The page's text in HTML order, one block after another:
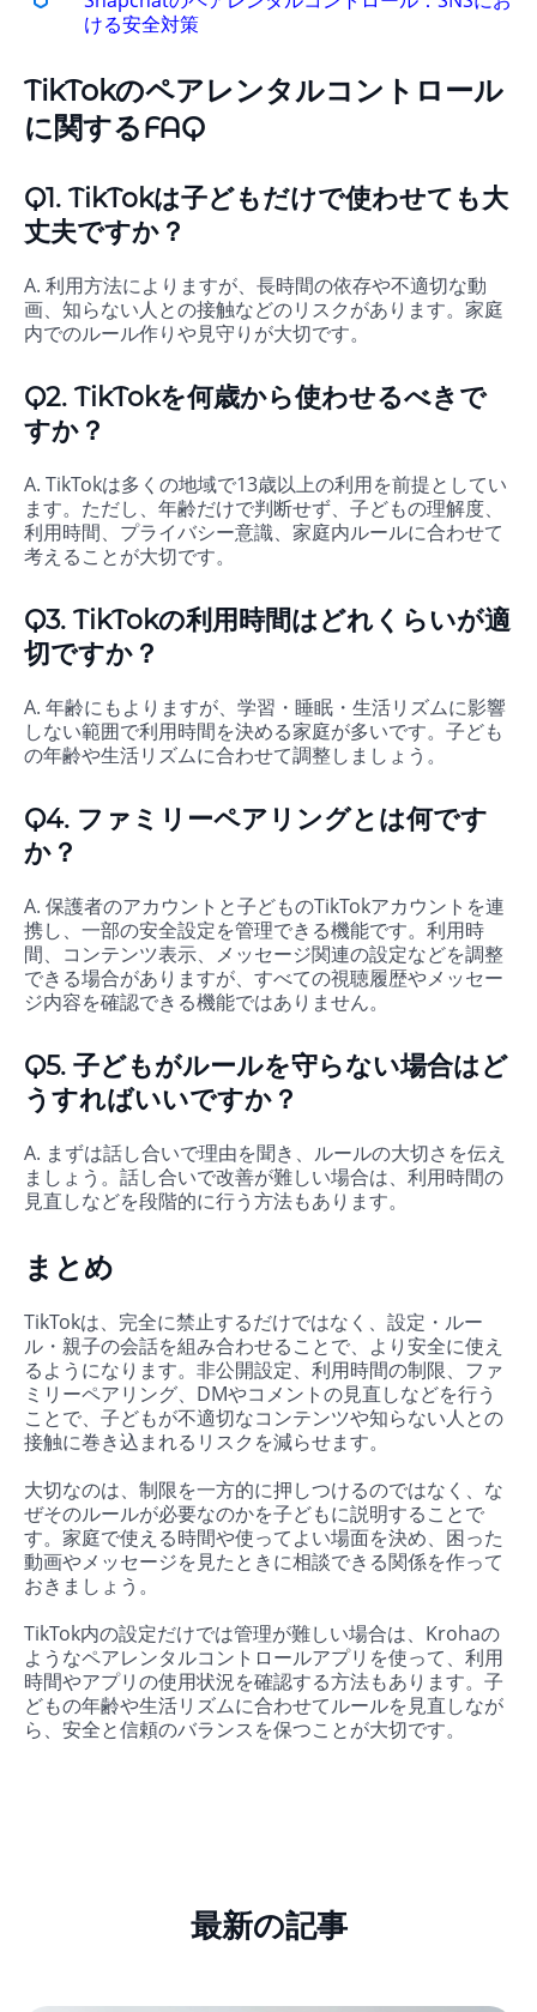
ける安全対策
TikTokのペアレンタルコントロール
に関するFAQ
Q1. TikTokは子どもだけで使わせても大
丈夫ですか？
A. 利用方法によりますが、長時間の依存や不適切な動
画、知らない人との接触などのリスクがあります。家庭
内でのルール作りや見守りが大切です。
Q2. TikTokを何歳から使わせるべきで
すか？
A. TikTokは多くの地域で13歳以上の利用を前提としてい
ます。ただし、年齢だけで判断せず、子どもの理解度、
利用時間、プライバシー意識、家庭内ルールに合わせて
考えることが大切です。
Q3. TikTokの利用時間はどれくらいが適
切ですか？
A. 年齢にもよりますが、学習・睡眠・生活リズムに影響
しない範囲で利用時間を決める家庭が多いです。子ども
の年齢や生活リズムに合わせて調整しましょう。
Q4. ファミリーペアリングとは何です
か？
A. 保護者のアカウントと子どものTikTokアカウントを連
携し、一部の安全設定を管理できる機能です。利用時
間、コンテンツ表示、メッセージ関連の設定などを調整
できる場合がありますが、すべての視聴履歴やメッセー
ジ内容を確認できる機能ではありません。
Q5. 子どもがルールを守らない場合はど
うすればいいですか？
A. まずは話し合いで理由を聞き、ルールの大切さを伝え
ましょう。話し合いで改善が難しい場合は、利用時間の
見直しなどを段階的に行う方法もあります。
まとめ
TikTokは、完全に禁止するだけではなく、設定・ルー
ル・親子の会話を組み合わせることで、より安全に使え
るようになります。非公開設定、利用時間の制限、ファ
ミリーペアリング、DMやコメントの見直しなどを行う
ことで、子どもが不適切なコンテンツや知らない人との
接触に巻き込まれるリスクを減らせます。
大切なのは、制限を一方的に押しつけるのではなく、な
ぜそのルールが必要なのかを子どもに説明することで
す。家庭で使える時間や使ってよい場面を決め、困った
動画やメッセージを見たときに相談できる関係を作って
おきましょう。
TikTok内の設定だけでは管理が難しい場合は、Krohaの
ようなペアレンタルコントロールアプリを使って、利用
時間やアプリの使用状況を確認する方法もあります。子
どもの年齢や生活リズムに合わせてルールを見直しなが
ら、安全と信頼のバランスを保つことが大切です。
最新の記事